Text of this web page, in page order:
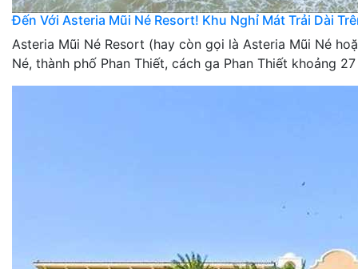
Đến Với Asteria Mũi Né Resort! Khu Nghỉ Mát Trải Dài
Asteria Mũi Né Resort (hay còn gọi là Asteria Mũi Né
Né, thành phố Phan Thiết, cách ga Phan Thiết khoảng